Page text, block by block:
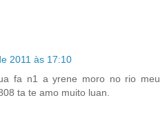
2011 às 17:10
fa n1 a yrene moro no rio meu
ta te amo muito luan.